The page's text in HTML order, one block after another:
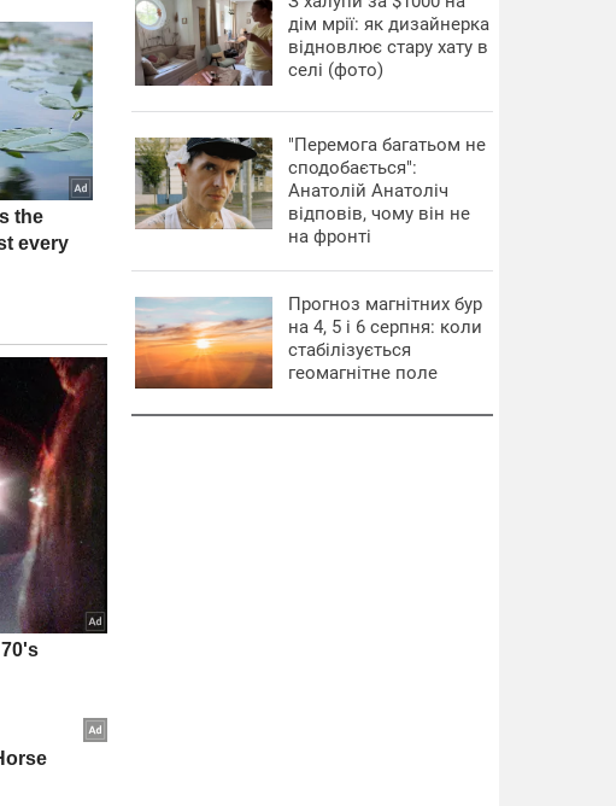
дім мрії: як дизайнерка
відновлює стару хату в
селі (фото)
"Перемога багатьом не
сподобається":
Анатолій Анатоліч
відповів, чому він не
на фронті
Прогноз магнітних бур
на 4, 5 і 6 серпня: коли
стабілізується
геомагнітне поле